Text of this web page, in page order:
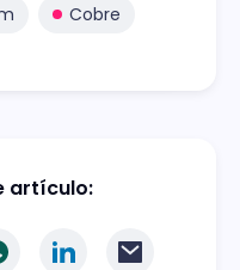
Cobre
artículo: